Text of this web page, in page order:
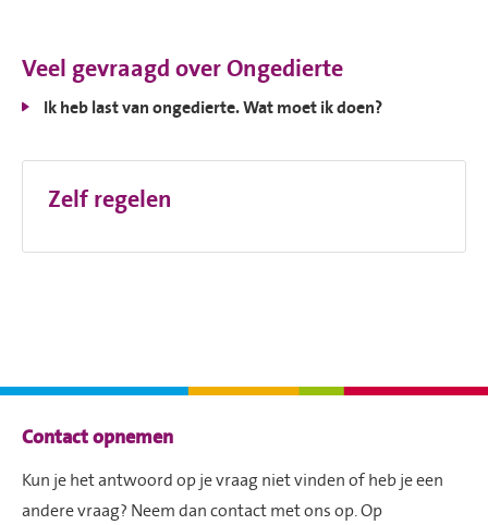
Veel gevraagd over Ongedierte
Ik heb last van ongedierte. Wat moet ik doen?
Zelf regelen
Contactinformatie
Contact opnemen
Kun je het antwoord op je vraag niet vinden of heb je een
andere vraag? Neem dan contact met ons op. Op